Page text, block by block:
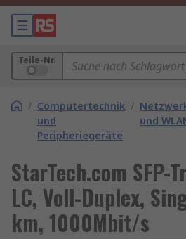
Teile-Nr.
/ Computertechnik
und
Peripheriegeräte
/
und
StarTech.com SFP-
LC, Voll-Duplex,
km, 1000Mbit/s